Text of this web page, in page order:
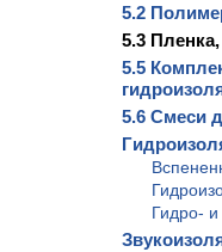
5.2
5.3 Пленка,
5.5
5.6 Смеси
Гидро-